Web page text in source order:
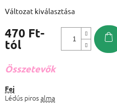
470 Ft-
tól
Változat kiválasztása
Összetevők
Fej
Lédús pirosalma